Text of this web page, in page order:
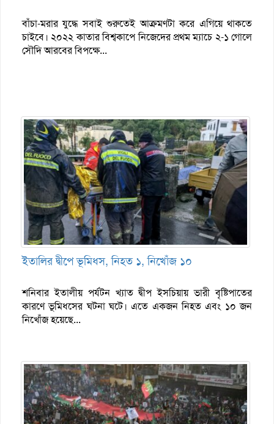
বাঁচা-মরার যুদ্ধে সবাই শুরুতেই আক্রমণটা করে এগিয়ে থাকতে
চাইবে। ২০২২ কাতার বিশ্বকাপে নিজেদের প্রথম ম্যাচে ২-১ গোলে
সৌদি আরবের বিপক্ষে...
ইতালির দ্বীপে ভূমিধস, নিহত ১, নিখোঁজ ১০
শনিবার ইতালীয় পর্যটন খ্যাত দ্বীপ ইসচিয়ায় ভারী বৃষ্টিপাতের
কারণে ভূমিধসের ঘটনা ঘটে। এতে একজন নিহত এবং ১০ জন
নিখোঁজ হয়েছে...